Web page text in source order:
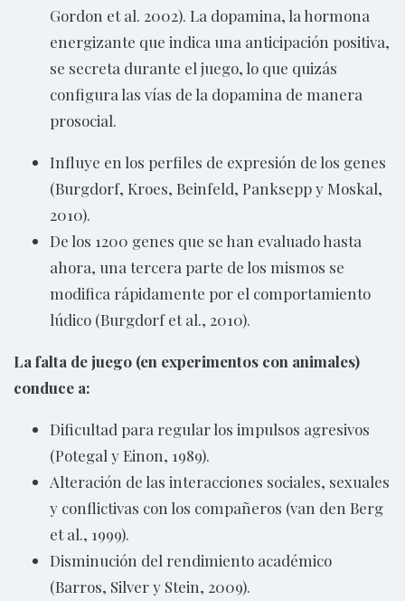
Gordon et al. 2002). La dopamina, la hormona
energizante que indica una anticipación positiva,
se secreta durante el juego, lo que quizás
configura las vías de la dopamina de manera
prosocial.
Influye en los perfiles de expresión de los genes
(Burgdorf, Kroes, Beinfeld, Panksepp y Moskal,
2010).
De los 1200 genes que se han evaluado hasta
ahora, una tercera parte de los mismos se
modifica rápidamente por el comportamiento
lúdico (Burgdorf et al., 2010).
La falta de juego (en experimentos con animales)
conduce a:
Dificultad para regular los impulsos agresivos
(Potegal y Einon, 1989).
Alteración de las interacciones sociales, sexuales
y conflictivas con los compañeros (van den Berg
et al., 1999).
Disminución del rendimiento académico
(Barros, Silver y Stein, 2009).